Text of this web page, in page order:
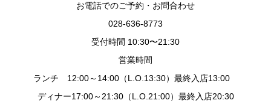
お電話でのご予約・お問合わせ
028-636-8773
受付時間 10:30〜21:30
営業時間
ランチ 12:00～14:00（L.O.13:30）最終入店13:00
ディナー17:00～21:30（L.O.21:00）最終入店20:30